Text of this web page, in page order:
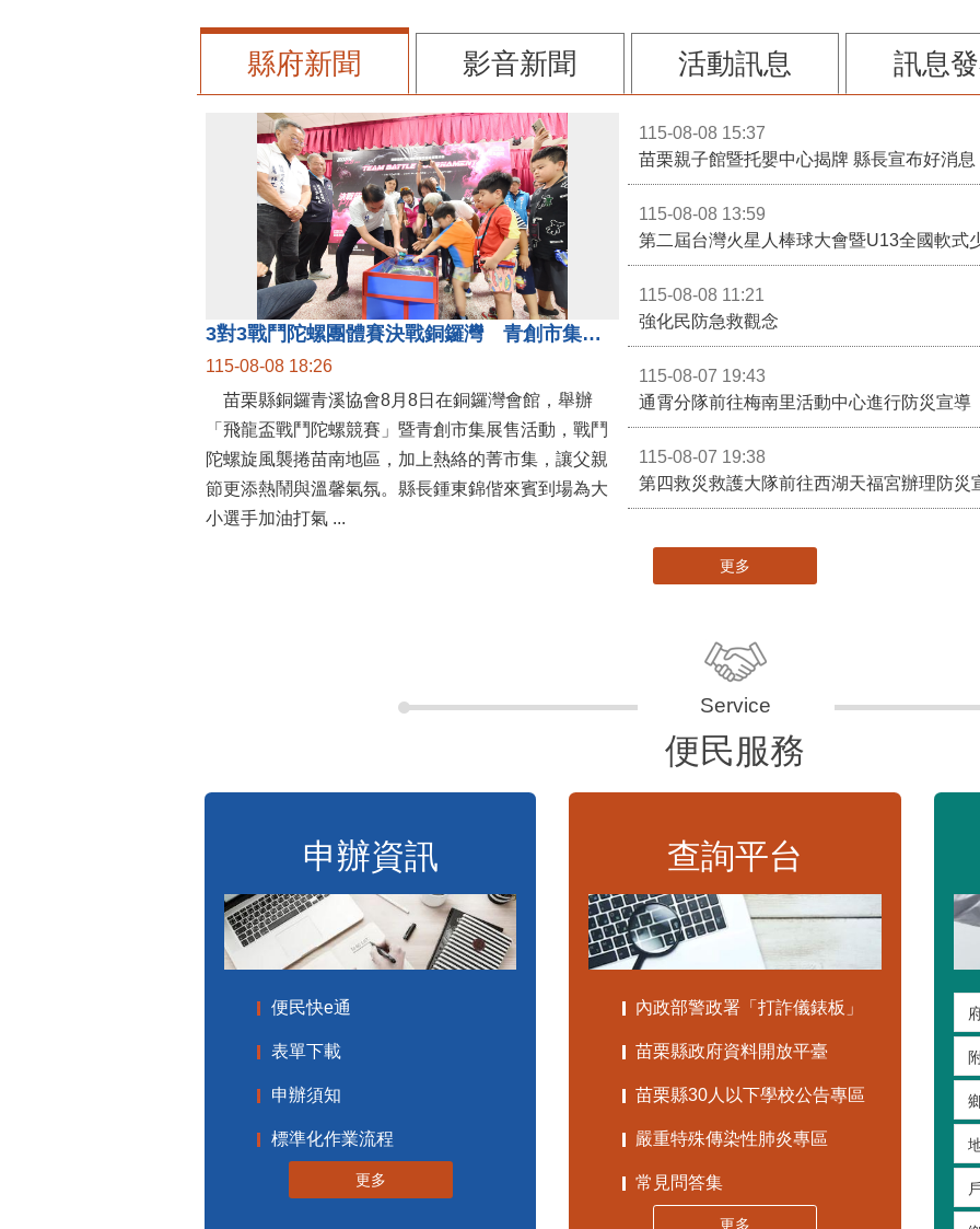
縣府新聞 影音新聞 活動訊息 訊息
3對3戰鬥陀螺團體賽決戰銅鑼灣 青創市集展售為父親節增添繽紛
115-08-08 18:26
苗栗縣銅鑼青溪協會8月8日在銅鑼灣會館，舉辦
「飛龍盃戰鬥陀螺競賽」暨青創市集展售活動，戰鬥
陀螺旋風襲捲苗南地區，加上熱絡的菁市集，讓父親
節更添熱鬧與溫馨氣氛。縣長鍾東錦偕來賓到場為大
小選手加油打氣 ...
115-08-08 15:37
苗栗親子館暨托嬰中心揭牌 縣長宣布好消
115-08-08 13:59
第二屆台灣火星人棒球大會暨U13全國軟式
115-08-08 11:21
強化民防急救觀念
115-08-07 19:43
通霄分隊前往梅南里活動中心進行防災宣導
115-08-07 19:38
第四救災救護大隊前往西湖天福宮辦理防災
更多
便民服務
申辦資訊
便民快e通
表單下載
申辦須知
標準化作業流程
更多
查詢平台
內政部警政署「打詐儀錶板」
苗栗縣政府資料開放平臺
苗栗縣30人以下學校公告專區
嚴重特殊傳染性肺炎專區
常見問答集
更多